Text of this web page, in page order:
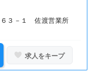
６３－１ 佐渡営業所
求人をキープ